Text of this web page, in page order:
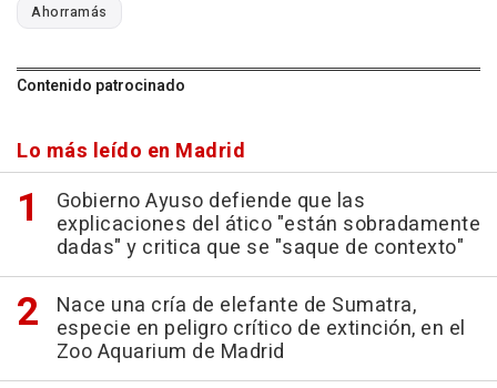
Ahorramás
Contenido patrocinado
Lo más leído en Madrid
Gobierno Ayuso defiende que las
explicaciones del ático "están sobradamente
dadas" y critica que se "saque de contexto"
Nace una cría de elefante de Sumatra,
especie en peligro crítico de extinción, en el
Zoo Aquarium de Madrid